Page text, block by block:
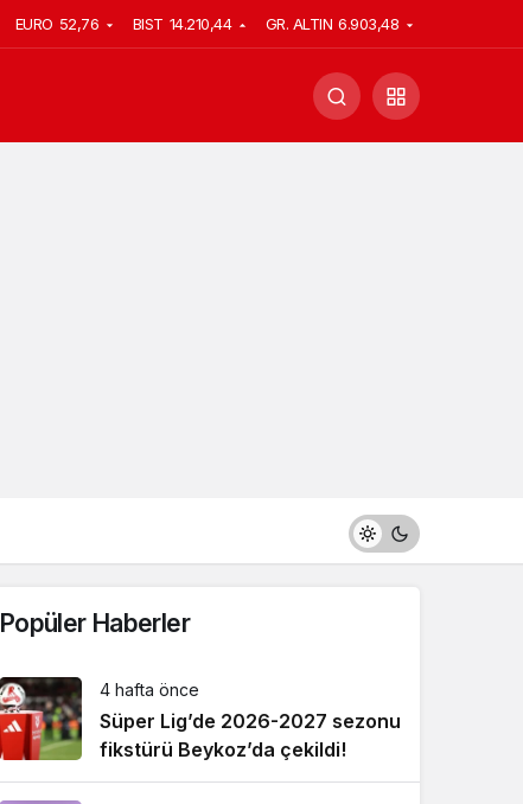
EURO 52,76 BIST 14.210,44 GR. ALTIN 6.903,48
Popüler Haberler
4 hafta önce
Süper Lig’de 2026-2027 sezonu
fikstürü Beykoz’da çekildi!